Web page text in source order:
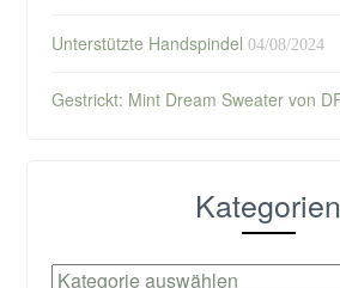
Unterstützte Handspindel 04/08/2024
Gestrickt: Mint Dream Sweater von
Kategorien
Kategorien